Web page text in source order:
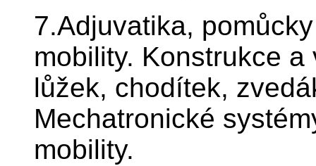
7.Adjuvatika,
mobility. Konstrukce
lůžek, chodítek,
Mechatronické
mobility.